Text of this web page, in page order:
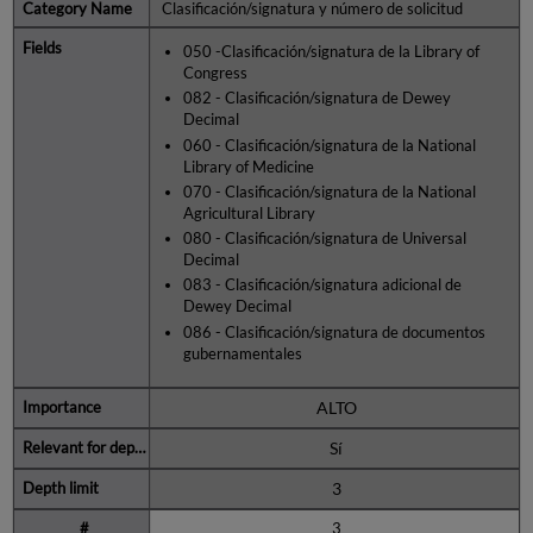
Clasificación/signatura y número de solicitud
050 -Clasificación/signatura de la Library of
Congress
082 - Clasificación/signatura de Dewey
Decimal
060 - Clasificación/signatura de la National
Library of Medicine
070 - Clasificación/signatura de la National
Agricultural Library
080 - Clasificación/signatura de Universal
Decimal
083 - Clasificación/signatura adicional de
Dewey Decimal
086 - Clasificación/signatura de documentos
gubernamentales
ALTO
Sí
3
3